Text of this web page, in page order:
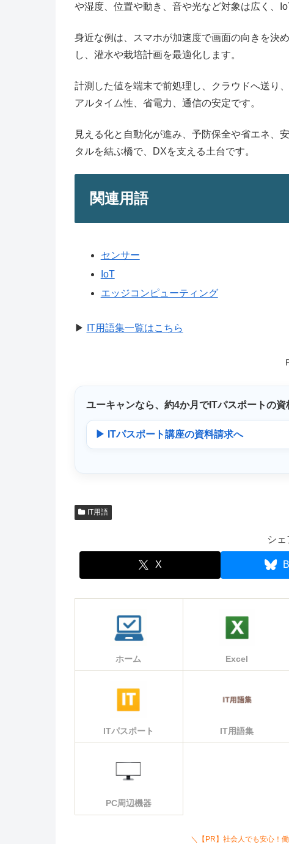
や湿度、位置や動き、音や光など対象は広く、
身近な例は、スマホが加速度で画面の向きを決
し、灌水や栽培計画を最適化します。
計測した値を端末で前処理し、クラウドへ送り
アルタイム性、省電力、通信の安定です。
見える化と自動化が進み、予防保全や省エネ、
タルを結ぶ橋で、DXを支える土台です。
関連用語
センサー
IoT
エッジコンピューティング
▶ IT用語集一覧はこちら
ユーキャンなら、 約4か月 でITパスポートの資
▶ ITパスポート講座の資料請求へ
IT用語
シェ
X
ホーム Excel
ITパスポート IT用語集
PC周辺機器
＼【PR】社会人でも安心！